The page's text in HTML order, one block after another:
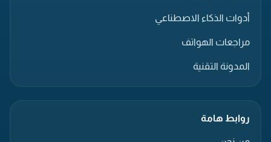
أدوات الذكاء الاصطناعي
مراجعات الهواتف
المدونة التقنية
روابط هامة